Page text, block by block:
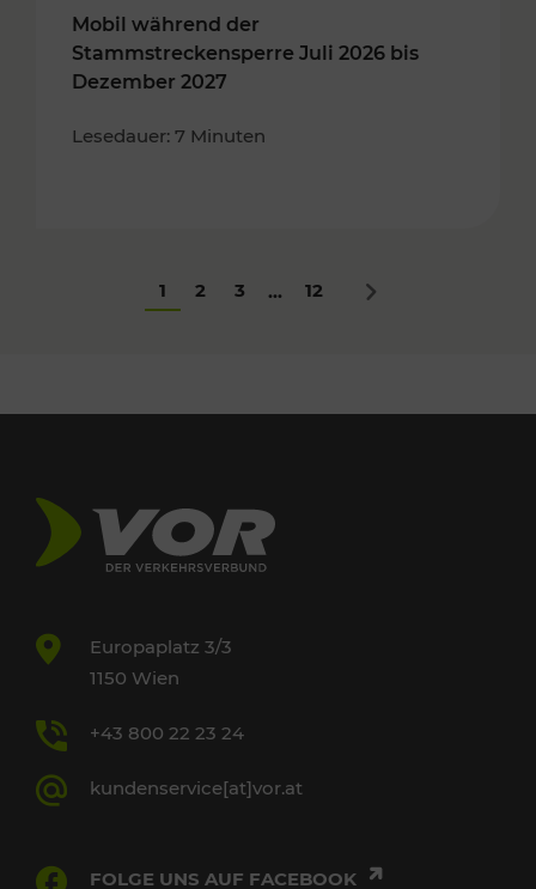
Mobil während der
Stammstreckensperre Juli 2026 bis
Dezember 2027
Lesedauer: 7 Minuten
1 2 3 ... 12 Nächstes
Europaplatz 3/3
1150 Wien
+43 800 22 23 24
kundenservice[at]vor.at
FOLGE UNS AUF FACEBOOK